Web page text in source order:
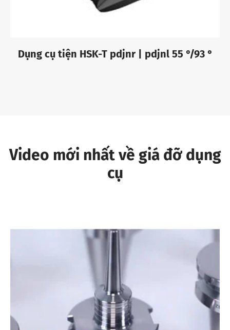
Dụng cụ tiện HSK-T pdjnr | pdjnl 55 °/93 °
Video mới nhất về giá đỡ dụng
cụ